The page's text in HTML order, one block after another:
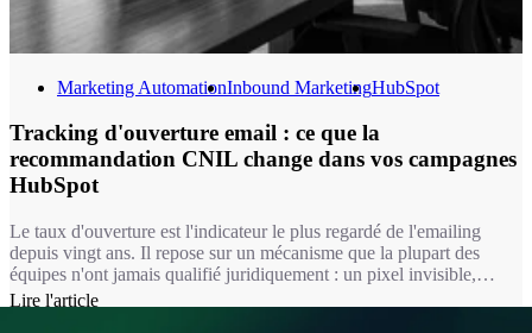
Marketing AutomationInbound MarketingHubSpot
Tracking d'ouverture email : ce que la
recommandation CNIL change dans vos campagnes
HubSpot
Le taux d'ouverture est l'indicateur le plus regardé de l'emailing
depuis vingt ans. Il repose sur un mécanisme que la plupart des
équipes n'ont jamais qualifié juridiquement : un pixel invisible,
chargé à l'ouverture du message. Depuis le 14 avril 2026, ce
Lire l'article